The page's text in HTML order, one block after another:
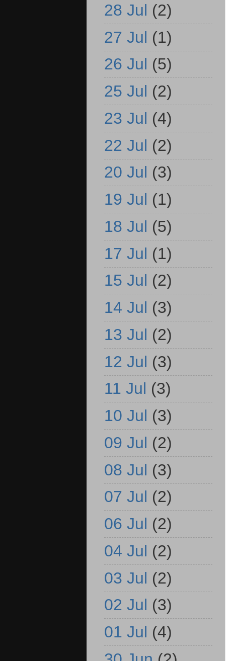
28 Jul (2)
27 Jul (1)
26 Jul (5)
25 Jul (2)
23 Jul (4)
22 Jul (2)
20 Jul (3)
19 Jul (1)
18 Jul (5)
17 Jul (1)
15 Jul (2)
14 Jul (3)
13 Jul (2)
12 Jul (3)
11 Jul (3)
10 Jul (3)
09 Jul (2)
08 Jul (3)
07 Jul (2)
06 Jul (2)
04 Jul (2)
03 Jul (2)
02 Jul (3)
01 Jul (4)